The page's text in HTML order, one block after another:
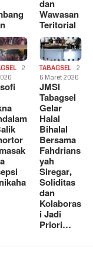
dan
Wawasan
Teritorial
2
TABAGSEL
2
6 Maret 2026
JMSI
Tabagsel
Gelar
Halal
Bihalal
Bersama
Fahdrians
yah
Siregar,
Soliditas
dan
Kolaboras
i Jadi
Priori…